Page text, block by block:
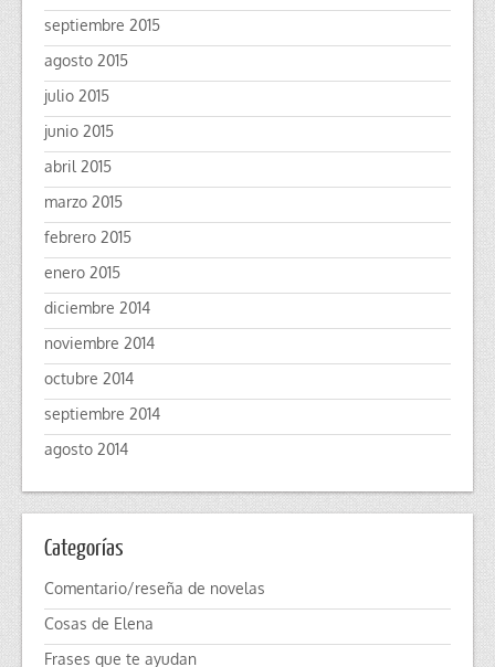
septiembre 2015
agosto 2015
julio 2015
junio 2015
abril 2015
marzo 2015
febrero 2015
enero 2015
diciembre 2014
noviembre 2014
octubre 2014
septiembre 2014
agosto 2014
Categorías
Comentario/reseña de novelas
Cosas de Elena
Frases que te ayudan